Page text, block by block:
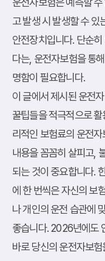
고 발생 시 발생할 수 있
안전장치입니다. 단순
다는, 운전자보험을 통
명함이 필요합니다.
이 글에서 제시된 운전
꿀팁들을 적극적으로
리적인 보험료의 운전
내용을 꼼꼼히 살피고,
되는 것이 중요합니다.
에 한 번씩은 자신의 보
나 개인의 운전 습관에
좋습니다. 2026년에도
바로 당신의 운전자보